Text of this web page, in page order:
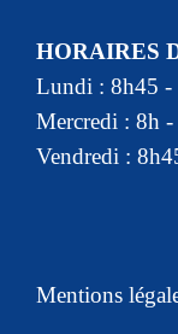
HORAIRES
Lundi : 8h45 -
Mercredi : 8h
Vendredi :
Mentions